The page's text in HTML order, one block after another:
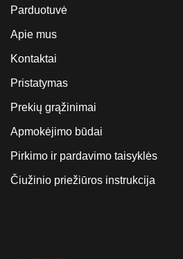
Parduotuvė
Apie mus
Kontaktai
Pristatymas
Prekių grąžinimai
Apmokėjimo būdai
Pirkimo ir pardavimo taisyklės
Čiužinio priežiūros instrukcija